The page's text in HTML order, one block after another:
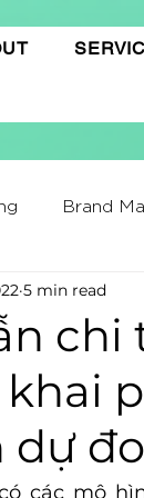
Brand
Marketing
Report
chi
5 min read
các mô